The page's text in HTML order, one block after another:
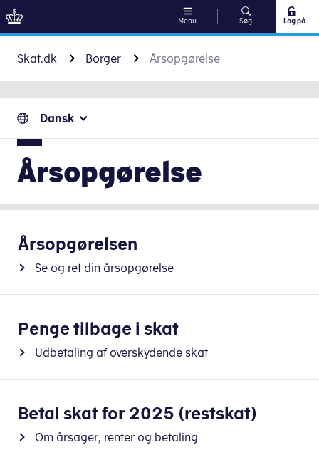
Gå til indhold
Menu Søg Log på
Skat.dk Borger Årsopgørelse
Dansk
Årsopgørelse
Årsopgørelsen
Se og ret din årsopgørelse
Penge tilbage i skat
Udbetaling af overskydende skat
Betal skat for 2025 (restskat)
Om årsager, renter og betaling